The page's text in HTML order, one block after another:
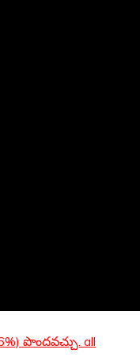
పొందవచ్చు. all